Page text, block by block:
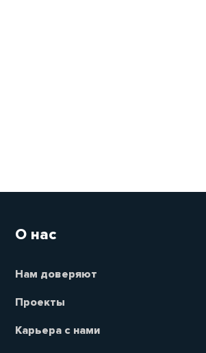
О нас
Нам доверяют
Проекты
Карьера с нами